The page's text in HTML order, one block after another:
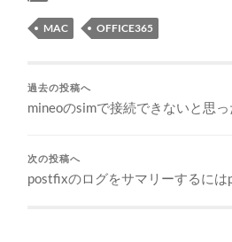
MAC OFFICE365
過去の投稿へ
mineoのsimで接続できないと思
次の投稿へ
postfixのログをサマリーするには